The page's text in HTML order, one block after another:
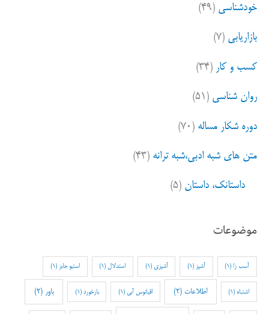
خودشناسی (۴۹)
بازاریابی (۷)
کسب و کار (۳۴)
روان شناسی (۵۱)
دوره شکار مساله (۷۰)
متن های شبه ادبی،شبه ترانه (۴۳)
داستانک، داستان (۵)
موضوعات
آسب زا (1) آشپز (1) آشپزی (1) استدلال (1) استیو جابز (1)
اشتباه (1) اطلاعات (2) اقیانوس آبی (1) بازخورد (1) باور (2)